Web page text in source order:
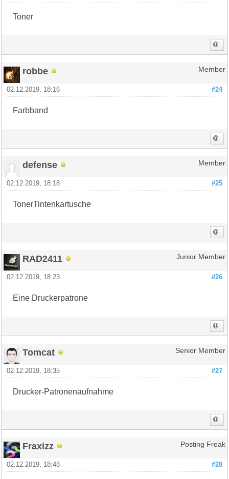
Toner
robbe Member
#24
02.12.2019, 18:16
Farbband
defense Member
#25
02.12.2019, 18:18
TonerTintenkartusche
RAD2411 Junior Member
#26
02.12.2019, 18:23
Eine Druckerpatrone
Tomcat Senior Member
#27
02.12.2019, 18:35
Drucker-Patronenaufnahme
Fraxizz Posting Freak
#28
02.12.2019, 18:48